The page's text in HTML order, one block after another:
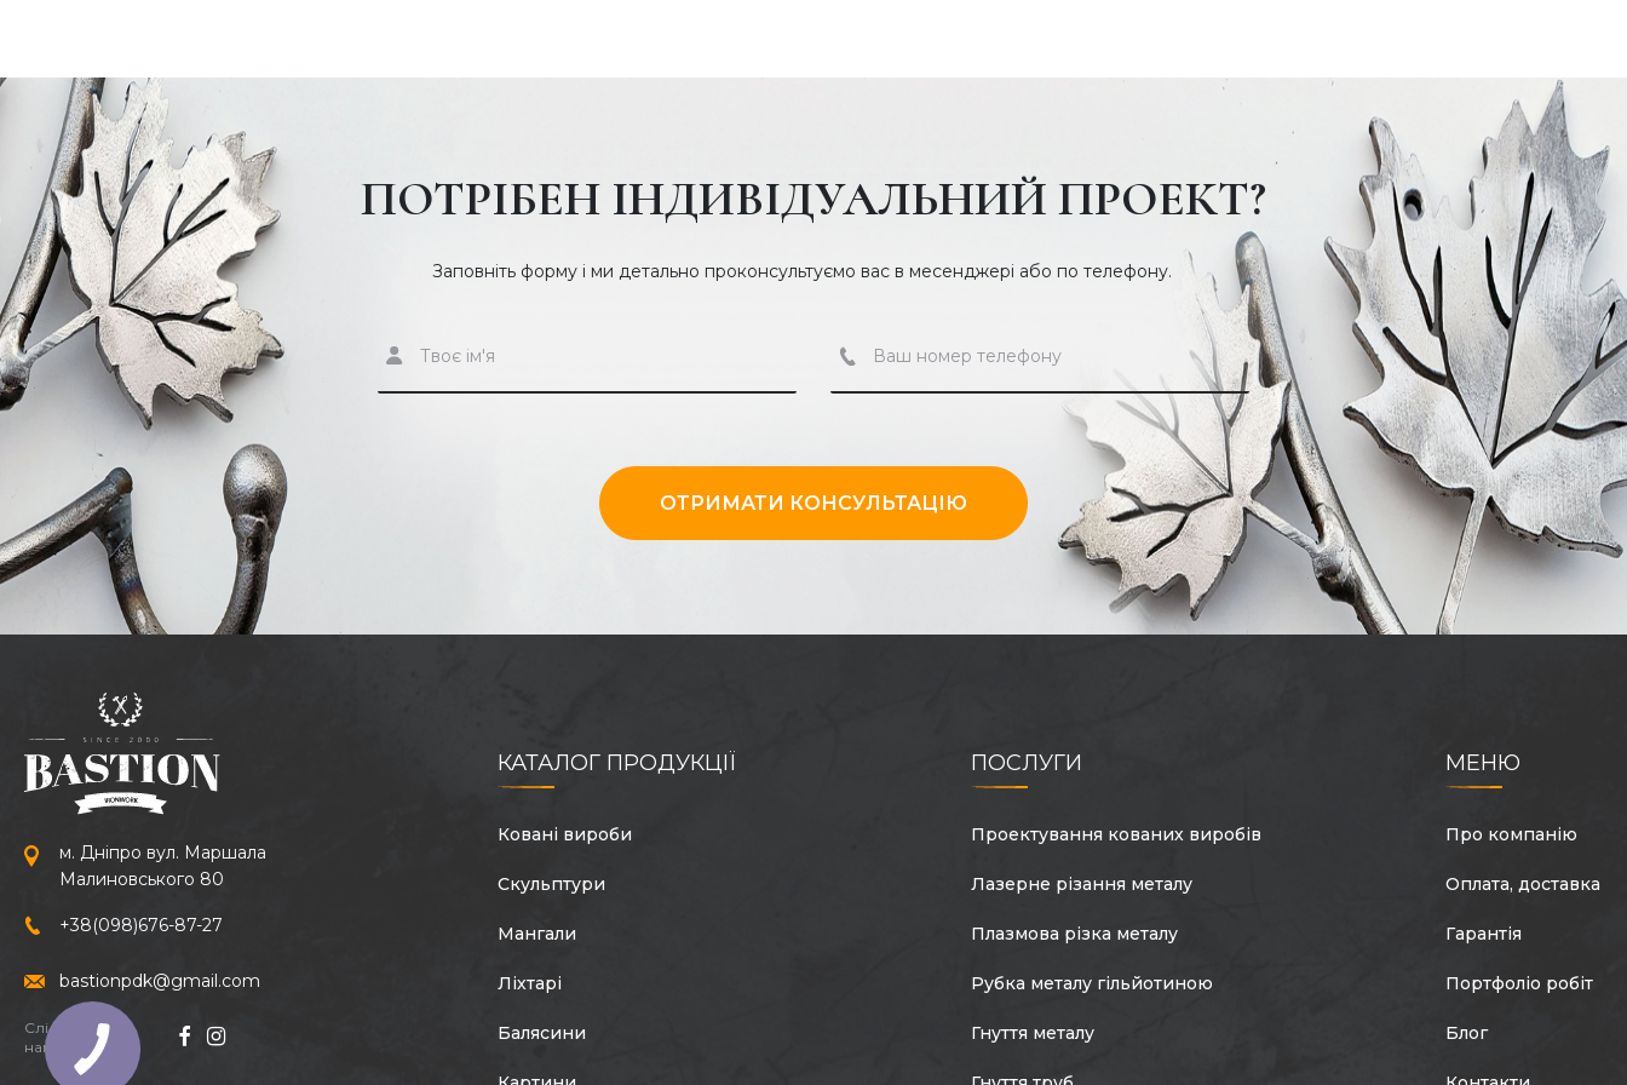
Швидкість виконання замовлення залежить від складності роботи, що виконується. Як
правило, тривалість виконання замовлення не перевищує 30 робочих днів. Після
оформлення заявки приїжджають фахівці, які знімуть мірки та врахують особисті
побажання. Залишайте заявку на сайті, щоб отримати безкоштовну консультацію та
замовити ковані гойдалки своєї мрії. При запитанні телефонуйте за контактним
номером.
ПОТРІБЕН ІНДИВІДУАЛЬНИЙ ПРОЕКТ?
Заповніть форму і ми детально проконсультуємо вас в месенджері або по телефону.
ОТРИМАТИ КОНСУЛЬТАЦІЮ
м. Дніпро вул. Маршала
Малиновського 80
+38(098)676-87-27
bastionpdk@gmail.com
Слідкуйте за
нами:
КАТАЛОГ ПРОДУКЦІЇ
Ковані вироби
Скульптури
Мангали
Ліхтарі
Балясини
ПОСЛУГИ
Проектування кованих виробів
Лазерне різання металу
Плазмова різка металу
Рубка металу гільйотиною
Гнуття металу
МЕНЮ
Про компанію
Оплата, доставка
Гарантія
Портфоліо робіт
Блог